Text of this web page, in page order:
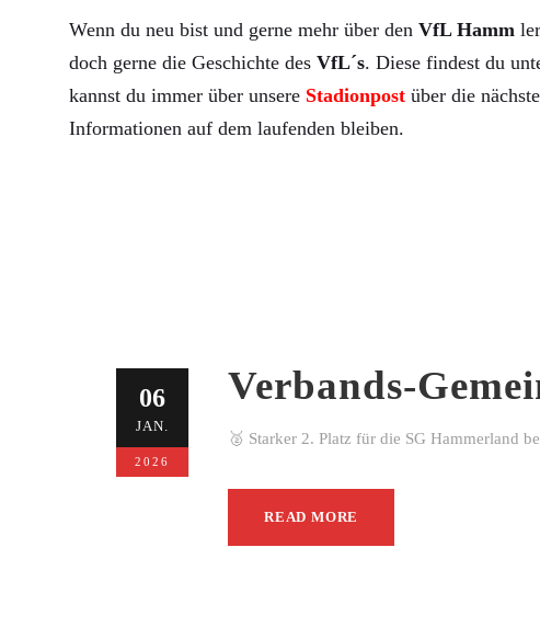
Wenn du neu bist und gerne mehr über den VfL Hamm
doch gerne die Geschichte des VfL´s. Diese findest du
kannst du immer über unsere Stadionpost über die
Informationen auf dem laufenden bleiben.
06
JAN.
2026
Verbands-
🥈 Starker 2. Platz für die SG Hammerland
READ MORE